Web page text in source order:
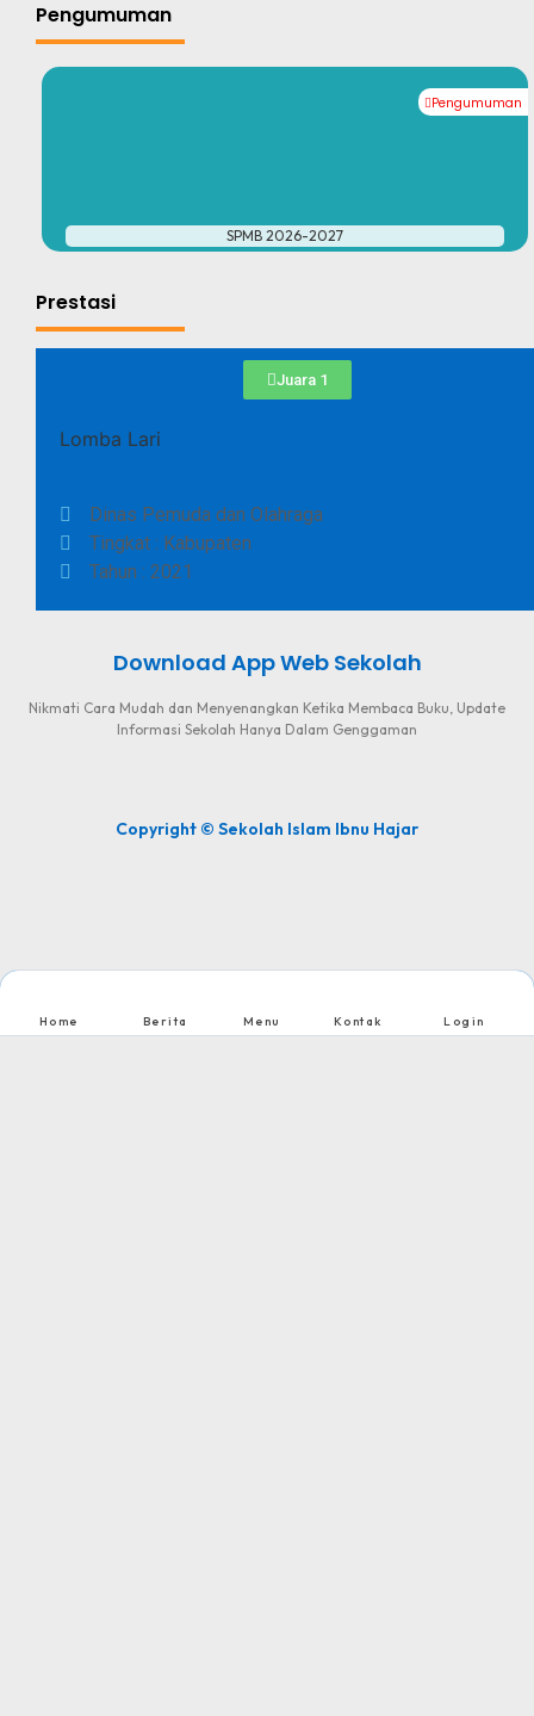
Pengumuman
Pengumuman
SPMB 2026-2027
Prestasi
Juara 1
Lomba Lari
Dinas Pemuda dan Olahraga
Tingkat : Kabupaten
Tahun : 2021
Download App Web Sekolah
Nikmati Cara Mudah dan Menyenangkan Ketika Membaca Buku, Update
Informasi Sekolah Hanya Dalam Genggaman
Copyright © Sekolah Islam Ibnu Hajar
Home Berita Menu Kontak Login